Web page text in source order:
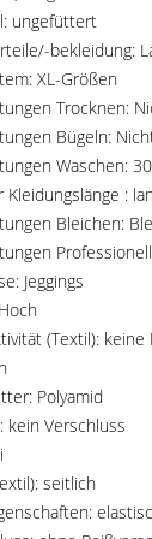
ungefüttert
bekleidung:
XL-Größen
Trocknen:
Bügeln:
Waschen:
Kleidungslänge :
Bleichen:
Jeggings
(Textil): keine
Polyamid
kein Verschluss
seitlich